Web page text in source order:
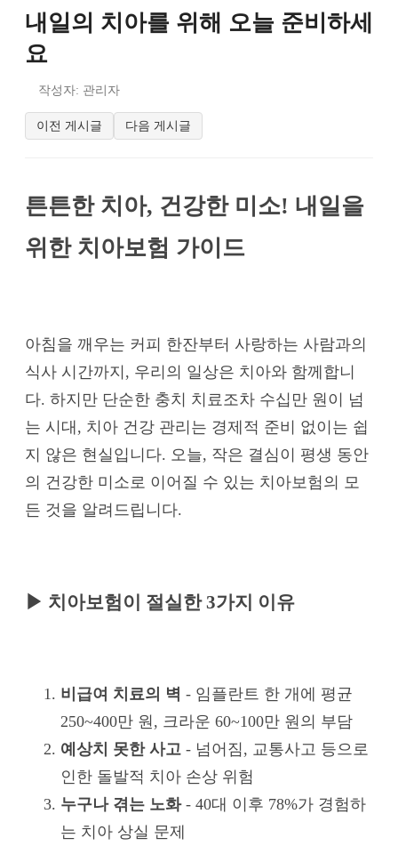
내일의 치아를 위해 오늘 준비하세
요
작성자: 관리자
이전 게시글 다음 게시글
튼튼한 치아, 건강한 미소! 내일을
위한 치아보험 가이드
아침을 깨우는 커피 한잔부터 사랑하는 사람과의
식사 시간까지, 우리의 일상은 치아와 함께합니
다. 하지만 단순한 충치 치료조차 수십만 원이 넘
는 시대, 치아 건강 관리는 경제적 준비 없이는 쉽
지 않은 현실입니다. 오늘, 작은 결심이 평생 동안
의 건강한 미소로 이어질 수 있는 치아보험의 모
든 것을 알려드립니다.
▶ 치아보험이 절실한 3가지 이유
비급여 치료의 벽 - 임플란트 한 개에 평균
250~400만 원, 크라운 60~100만 원의 부담
예상치 못한 사고 - 넘어짐, 교통사고 등으로
인한 돌발적 치아 손상 위험
누구나 겪는 노화- 40대 이후 78%가 경험하
는 치아 상실 문제